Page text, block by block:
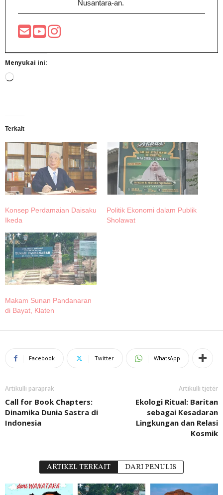
Nusantara-an.
Menyukai ini:
Memuat...
Terkait
Konsep Perdamaian Daisaku
Ikeda
Politik Ekonomi dalam Publik
Sholawat
Makam Sunan Pandanaran
di Bayat, Klaten
Facebook Twitter WhatsApp
Artikulli paraprak
Call for Book Chapters:
Dinamika Dunia Sastra di
Indonesia
Artikulli tjetër
Ekologi Ritual: Baritan
sebagai Kesadaran
Lingkungan dan Relasi
Kosmik
ARTIKEL TERKAIT DARI PENULIS